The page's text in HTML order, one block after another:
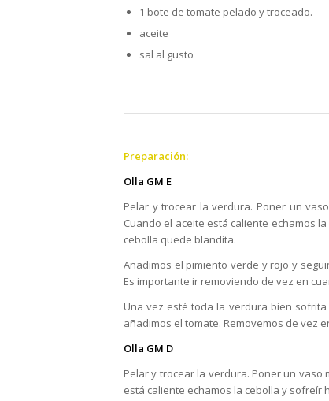
1 bote de tomate pelado y troceado.
aceite
sal al gusto
Preparación:
Olla GM E
Pelar y trocear la verdura. Poner un
Cuando el aceite está caliente echamos
cebolla quede blandita.
Añadimos el pimiento verde y rojo y
Es importante ir removiendo de vez en
Una vez esté toda la verdura bien
añadimos el tomate. Removemos de vez
Olla GM D
Pelar y trocear la verdura. Poner un
está caliente echamos la cebolla y sofreír